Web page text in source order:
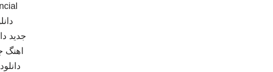
جدید
اهنگ